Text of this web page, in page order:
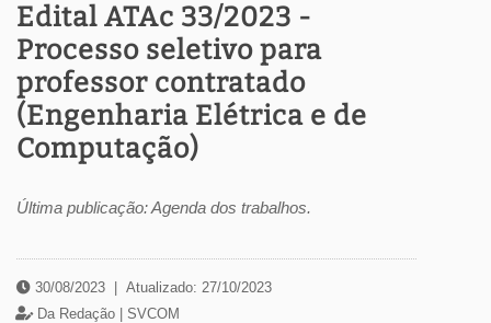
Edital ATAc 33/2023 -
Processo seletivo para
professor contratado
(Engenharia Elétrica e de
Computação)
Última publicação: Agenda dos trabalhos.
30/08/2023
Atualizado: 27/10/2023
Da Redação | SVCOM